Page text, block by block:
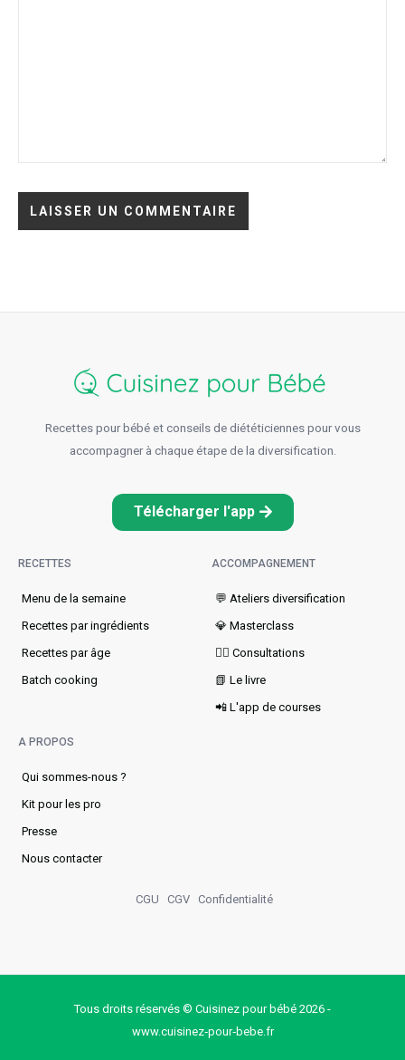
Recettes pour bébé et conseils de diététiciennes pour vous
accompagner à chaque étape de la diversification.
Télécharger l'app
RECETTES
Menu de la semaine​
Recettes par ingrédients
Recettes par âge
Batch cooking
ACCOMPAGNEMENT
💬 Ateliers diversification
💎 Masterclass
👩‍⚕️ Consultations
📗 Le livre
📲 L'app de courses
A PROPOS
Qui sommes-nous ?
Kit pour les pro
Presse
Nous contacter
CGU CGV Confidentialité
Tous droits réservés © Cuisinez pour bébé 2026 -
www.cuisinez‑pour‑bebe.fr